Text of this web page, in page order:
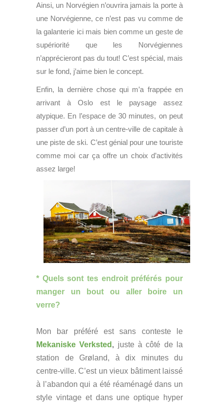
Ainsi, un Norvégien n’ouvrira jamais la porte à
une Norvégienne, ce n’est pas vu comme de
la galanterie ici mais bien comme un geste de
supériorité que les Norvégiennes
n’apprécieront pas du tout! C’est spécial, mais
sur le fond, j’aime bien le concept.
Enfin, la dernière chose qui m’a frappée en
arrivant à Oslo est le paysage assez
atypique. En l’espace de 30 minutes, on peut
passer d’un port à un centre-ville de capitale à
une piste de ski. C’est génial pour une touriste
comme moi car ça offre un choix d’activités
assez large!
* Quels sont tes endroit préférés pour
manger un bout ou aller boire un
verre?
Mon bar préféré est sans conteste le
Mekaniske Verksted , juste à côté de la
station de Grøland, à dix minutes du
centre-ville. C’est un vieux bâtiment laissé
à l’abandon qui a été réaménagé dans un
style vintage et dans une optique hyper